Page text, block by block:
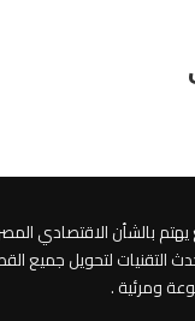
بالشأن الاقتصادي
التقنيات لتحويل جميع
ومرئية .